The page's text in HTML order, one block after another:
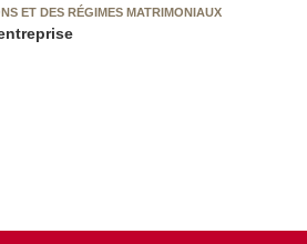
ET DES RÉGIMES MATRIMONIAUX